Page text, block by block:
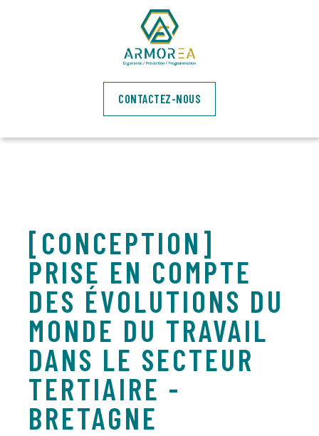
CONTACTEZ-NOUS
[CONCEPTION]
PRISE EN COMPTE
DES ÉVOLUTIONS DU
MONDE DU TRAVAIL
DANS LE SECTEUR
TERTIAIRE -
BRETAGNE